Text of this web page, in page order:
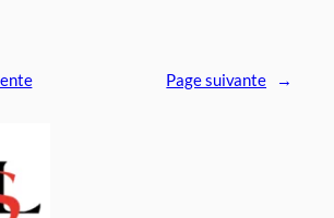
Page suivante →